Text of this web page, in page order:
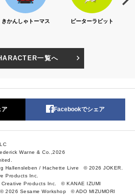
ピーターラビット セサミストリート
一覧へ
ア Facebookでシェア
Warne & Co.,2026
Hallensleben / Hachette Livre
© 2026 JOKER.
Products Inc.
Products Inc.
© KANAE IZUMI
2026 Sesame Workshop
© ADO MIZUMORI